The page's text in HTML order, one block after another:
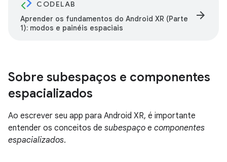
CODELAB
Aprender os fundamentos do Android XR (Parte
1): modos e painéis espaciais
arrow_forward
Sobre subespaços e componentes
espacializados
Ao escrever seu app para Android XR, é importante
entender os conceitos de subespaço e componentes
espacializados.